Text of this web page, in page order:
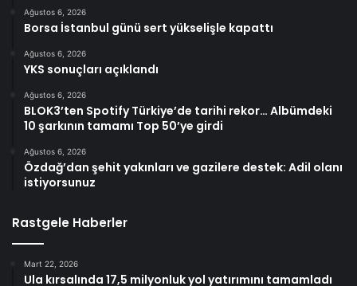
Ağustos 6, 2026
Borsa İstanbul günü sert yükselişle kapattı
Ağustos 6, 2026
YKS sonuçları açıklandı
Ağustos 6, 2026
BLOK3’ten Spotify Türkiye’de tarihi rekor… Albümdeki
10 şarkının tamamı Top 50’ye girdi
Ağustos 6, 2026
Özdağ’dan şehit yakınları ve gazilere destek: Adil olanı
istiyorsunuz
Rastgele Haberler
Mart 22, 2026
Ula kırsalında 17,5 milyonluk yol yatırımını tamamladı